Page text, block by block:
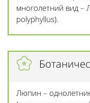
многолетний вид –
polyphyllus).
Люпин –